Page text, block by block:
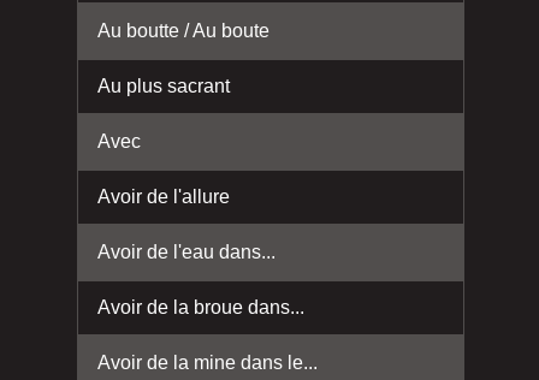
Au boutte / Au boute
Au plus sacrant
Avec
Avoir de l'allure
Avoir de l'eau dans...
Avoir de la broue dans...
Avoir de la mine dans le...